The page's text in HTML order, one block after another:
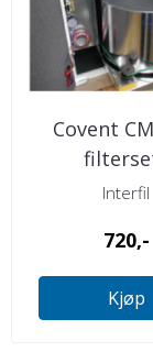
Covent
Interfil
720,-
Kjøp